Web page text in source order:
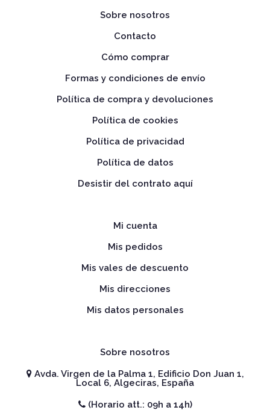
Sobre nosotros
Contacto
Cómo comprar
Formas y condiciones de envío
Política de compra y devoluciones
Política de cookies
Política de privacidad
Política de datos
Desistir del contrato aquí
Mi cuenta
Mis pedidos
Mis vales de descuento
Mis direcciones
Mis datos personales
Sobre nosotros
Avda. Virgen de la Palma 1, Edificio Don Juan 1,
Local 6, Algeciras, España
(Horario att.: 09h a 14h)